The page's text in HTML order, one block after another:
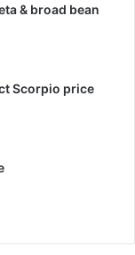
& broad bean
Scorpio price